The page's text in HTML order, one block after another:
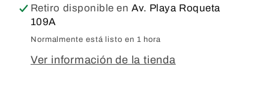
Retiro disponible en Av. Playa Roqueta
109A
Normalmente está listo en 1 hora
Ver información de la tienda